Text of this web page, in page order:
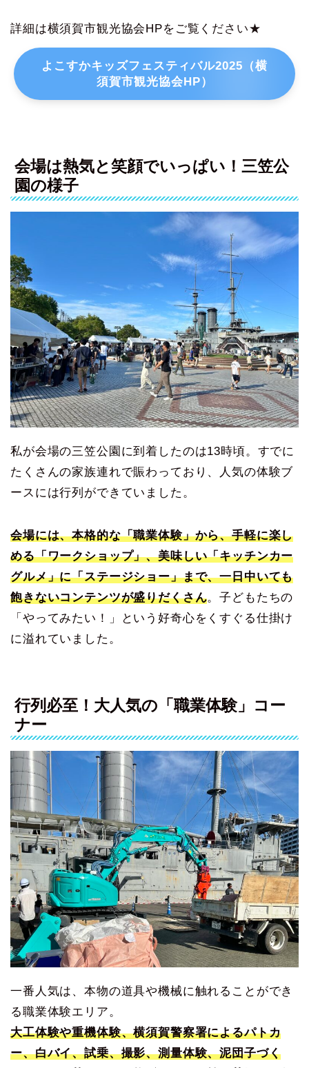
詳細は横須賀市観光協会HPをご覧ください★
よこすかキッズフェスティバル2025（横
須賀市観光協会HP）
会場は熱気と笑顔でいっぱい！三笠公
園の様子
私が会場の三笠公園に到着したのは13時頃。すでに
たくさんの家族連れで賑わっており、人気の体験ブ
ースには行列ができていました。
会場には、本格的な「職業体験」から、手軽に楽し
める「ワークショップ」、美味しい「キッチンカー
グルメ」に「ステージショー」まで、一日中いても
飽きないコンテンツが盛りだくさん。子どもたちの
「やってみたい！」という好奇心をくすぐる仕掛け
に溢れていました。
行列必至！大人気の「職業体験」コー
ナー
一番人気は、本物の道具や機械に触れることができ
る職業体験エリア。
大工体験や重機体験、横須賀警察署によるパトカ
ー、白バイ、試乗、撮影、測量体験、泥団子づく